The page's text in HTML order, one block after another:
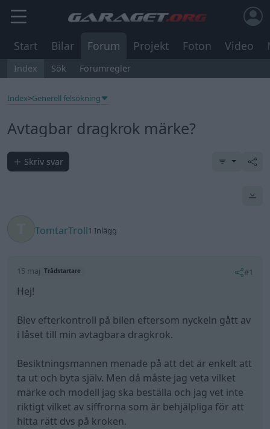
Start Bilar Forum Projekt Foton Video
Index Sök Forumregler
Index>Generell felsökning
Avtagbar dragkrok märke?
Skriv svar
TomtarTroll1 Inlägg
15 maj Trådstartare #1
Hej!
Blev efterkontroll på bilen eftersom nyckeln gått av
i låset till min avtagbara dragkrok.
Besiktningsmannen menade på att det är enkelt att
ta ut och byta själv. Men då måste jag veta vilket
märke och modell jag ska beställa och jag vet inte
riktigt vilket av siffrorna som är behjälpliga för att
hitta rätt dvs på kroken.